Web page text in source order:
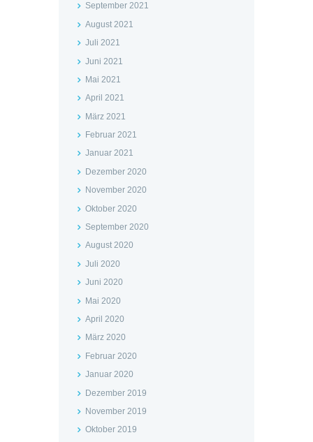
September 2021
August 2021
Juli 2021
Juni 2021
Mai 2021
April 2021
März 2021
Februar 2021
Januar 2021
Dezember 2020
November 2020
Oktober 2020
September 2020
August 2020
Juli 2020
Juni 2020
Mai 2020
April 2020
März 2020
Februar 2020
Januar 2020
Dezember 2019
November 2019
Oktober 2019